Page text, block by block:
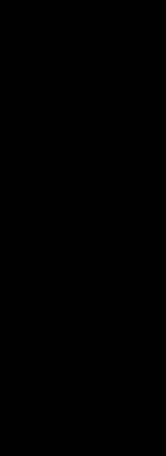
всего за пару дней.